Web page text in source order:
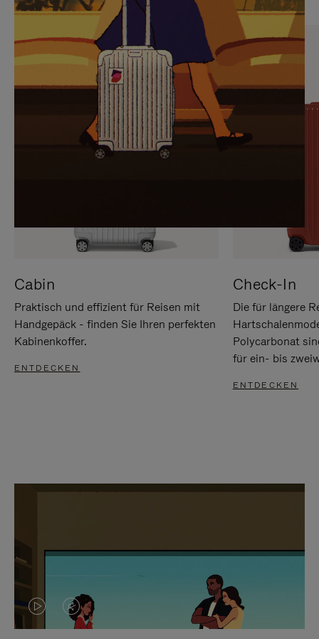
SIE,
UM
ANZUHALTEN
AUFHEBEN
DER
STUMMSCHALTUNG
Cabin
Praktisch und effizient für Reisen mit
Handgepäck - finden Sie Ihren perfekten
Kabinenkoffer.
ENTDECKEN
Check-In
Die für längere
Polycarbonat
für ein- bis
ENTDECKEN
DASVIDEO